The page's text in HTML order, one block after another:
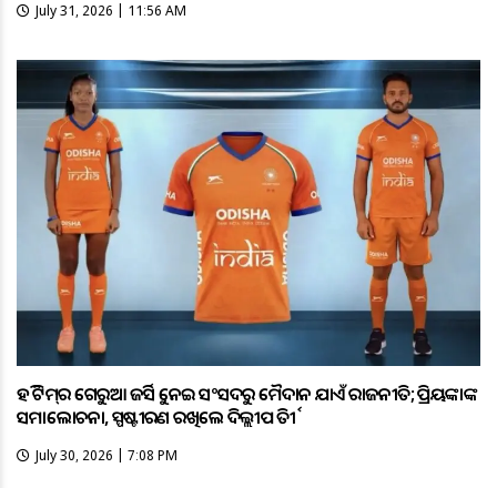
July 31, 2026 | 11:56 AM
ହକି ଟିମ୍‌ର ଗେରୁଆ ଜର୍ସିକୁ ନେଇ ସଂସଦରୁ ମୈଦାନ ଯାଏଁ ରାଜନୀତି; ପ୍ରିୟଙ୍କାଙ୍କ
ସମାଲୋଚନା, ସ୍ପଷ୍ଟୀକରଣ ରଖିଲେ ଦିଲ୍ଲୀପ ତିର୍କୀ
July 30, 2026 | 7:08 PM